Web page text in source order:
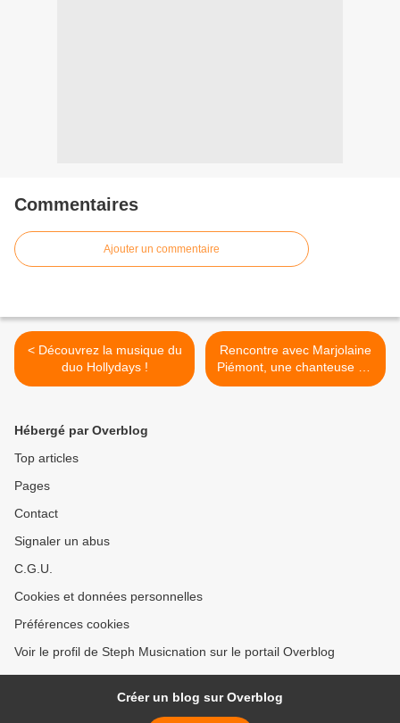
Commentaires
Ajouter un commentaire
< Découvrez la musique du
duo Hollydays !
Rencontre avec Marjolaine
Piémont, une chanteuse qui
ne manque pas de piquant !
Hébergé par Overblog
Top articles
Pages
Contact
Signaler un abus
C.G.U.
Cookies et données personnelles
Préférences cookies
Voir le profil de Steph Musicnation sur le portail Overblog
Créer un blog sur Overblog